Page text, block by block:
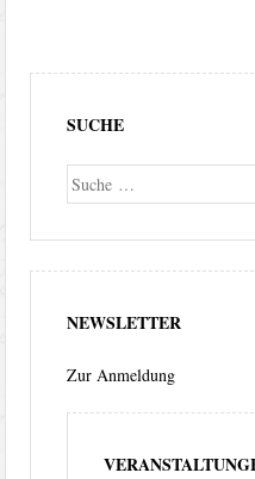
SUCHE
Suche
NEWSLETTER
Zur Anmeldung